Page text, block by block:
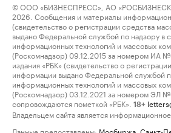
© ООО «БИЗНЕСПРЕСС», АО
2026. Сообщения и материалы
(свидетельство о регистрации средства
выдано Федеральной службой по надзору в
информационных технологий и массовых
(Роскомнадзор) 09.12.2015 за номером ИА
издания «РБК» (свидетельство о
информации выдано Федеральной службой
информационных технологий и массовых
(Роскомнадзор) 03.12.2021 за номером ЭЛ
сопровождаются пометкой «РБК».
18+
Владельцем сайта является информационное